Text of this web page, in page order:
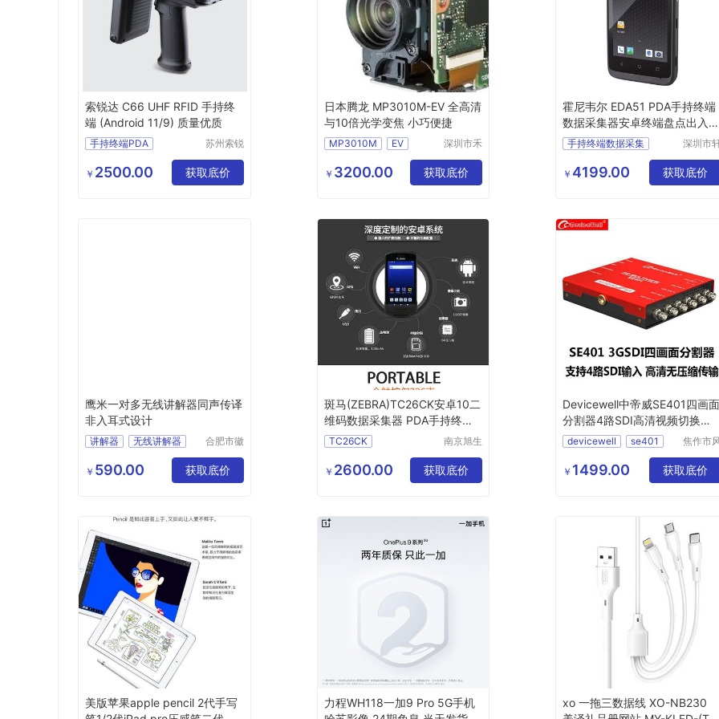
索锐达 C66 UHF RFID 手持终
端 (Android 11/9) 质量优质
手持终端PDA
条码手持终端
苏州索锐
技有限公
司
￥ 2500.00 获取底价
日本腾龙 MP3010M-EV 全高清
与10倍光学变焦 小巧便捷
MP3010M EV
深圳市禾
限公司
￥ 3200.00 获取底价
霍尼韦尔 EDA51 PDA手持终端
数据采集器安卓终端盘点出入库
EDA51-(WIFI版)2+16G 安卓10
手持终端数据采集
深圳市
有限公司
￥ 4199.00 获取底价
鹰米一对多无线讲解器同声传译
非入耳式设计
讲解器
无线讲解器
同声传译
合肥市徽
技有限公
司
￥ 590.00 获取底价
斑马(ZEBRA)TC26CK安卓10二
维码数据采集器 PDA手持终端
盘点设备
TC26CK
斑马数据采集器
南京旭生
技术有限
公司
￥ 2600.00 获取底价
Devicewell中帝威SE401四画面
分割器4路SDI高清视频切换器2
画面4
devicewell
se401
切换器
焦作市
有限公司
￥ 1499.00 获取底价
美版苹果apple pencil 2代手写
力程WH118一加9 Pro 5G手机
xo 一拖三数据线 XO-NB230